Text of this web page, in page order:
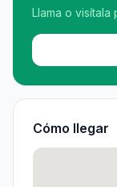
Llama o
Cómo llegar